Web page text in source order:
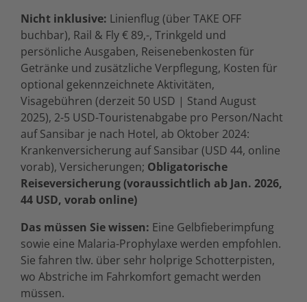
Nicht inklusive: Linienflug (über TAKE OFF
buchbar), Rail & Fly € 89,-, Trinkgeld und
persönliche Ausgaben, Reisenebenkosten für
Getränke und zusätzliche Verpflegung, Kosten für
optional gekennzeichnete Aktivitäten,
Visagebühren (derzeit 50 USD | Stand August
2025), 2-5 USD-Touristenabgabe pro Person/Nacht
auf Sansibar je nach Hotel, ab Oktober 2024:
Krankenversicherung auf Sansibar (USD 44, online
vorab), Versicherungen; Obligatorische
Reiseversicherung (voraussichtlich ab Jan. 2026,
44 USD, vorab online)
Das müssen Sie wissen: Eine Gelbfieberimpfung
sowie eine Malaria-Prophylaxe werden empfohlen.
Sie fahren tlw. über sehr holprige Schotterpisten,
wo Abstriche im Fahrkomfort gemacht werden
müssen.